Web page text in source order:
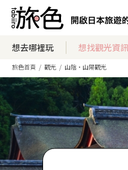
想去哪裡玩 想找觀光資訊
旅色首頁 觀光 山陰・山陽觀光